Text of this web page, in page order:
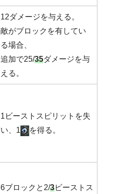
12ダメージを与える。
敵がブロックを有してい
る場合、
追加で25/35ダメージを与
える。
1ビーストスピリットを失
い、1
を得る。
6ブロックと2/3ビーストス